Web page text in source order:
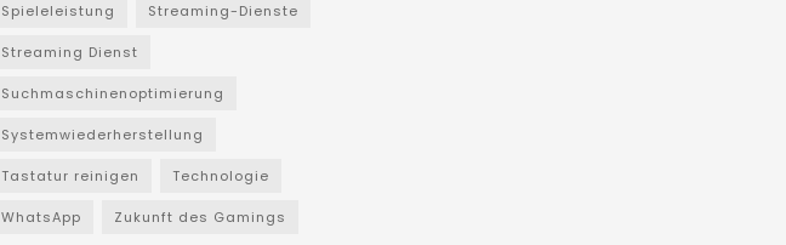
Spieleleistung Streaming-Dienste
Streaming Dienst
Suchmaschinenoptimierung
Systemwiederherstellung
Tastatur reinigen Technologie
WhatsApp Zukunft des Gamings